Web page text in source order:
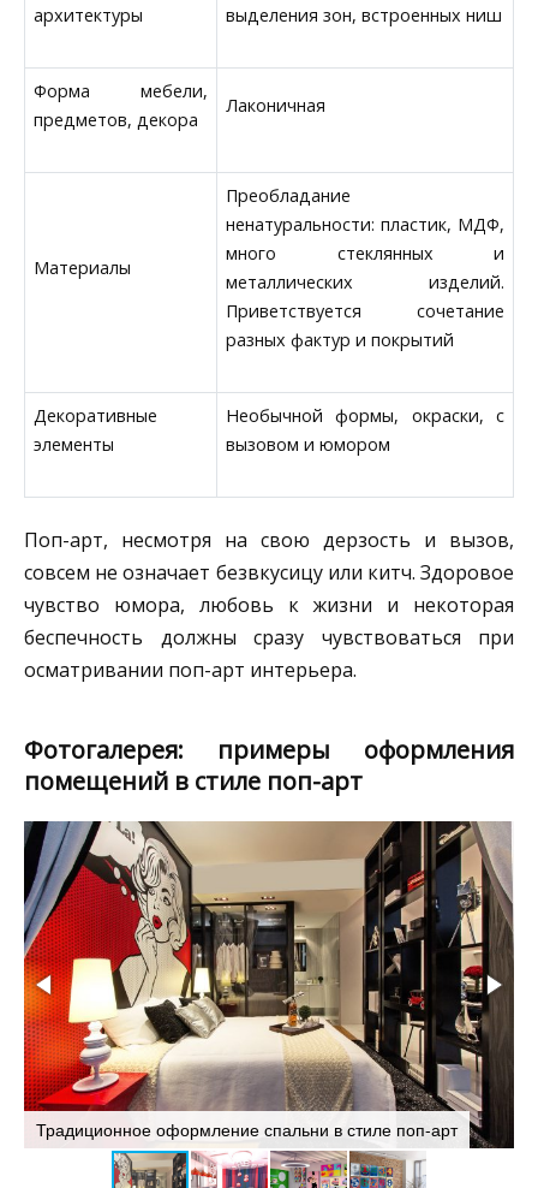
архитектуры
выделения зон, встроенных ниш
Форма мебели,
предметов, декора
Лаконичная
Материалы
Преобладание
ненатуральности: пластик, МДФ,
много стеклянных и
металлических изделий.
Приветствуется сочетание
разных фактур и покрытий
Декоративные
элементы
Необычной формы, окраски, с
вызовом и юмором
Поп-арт, несмотря на свою дерзость и вызов,
совсем не означает безвкусицу или китч. Здоровое
чувство юмора, любовь к жизни и некоторая
беспечность должны сразу чувствоваться при
осматривании поп-арт интерьера.
Фотогалерея: примеры оформления
помещений в стиле поп-арт
Традиционное оформление спальни в стиле поп-арт